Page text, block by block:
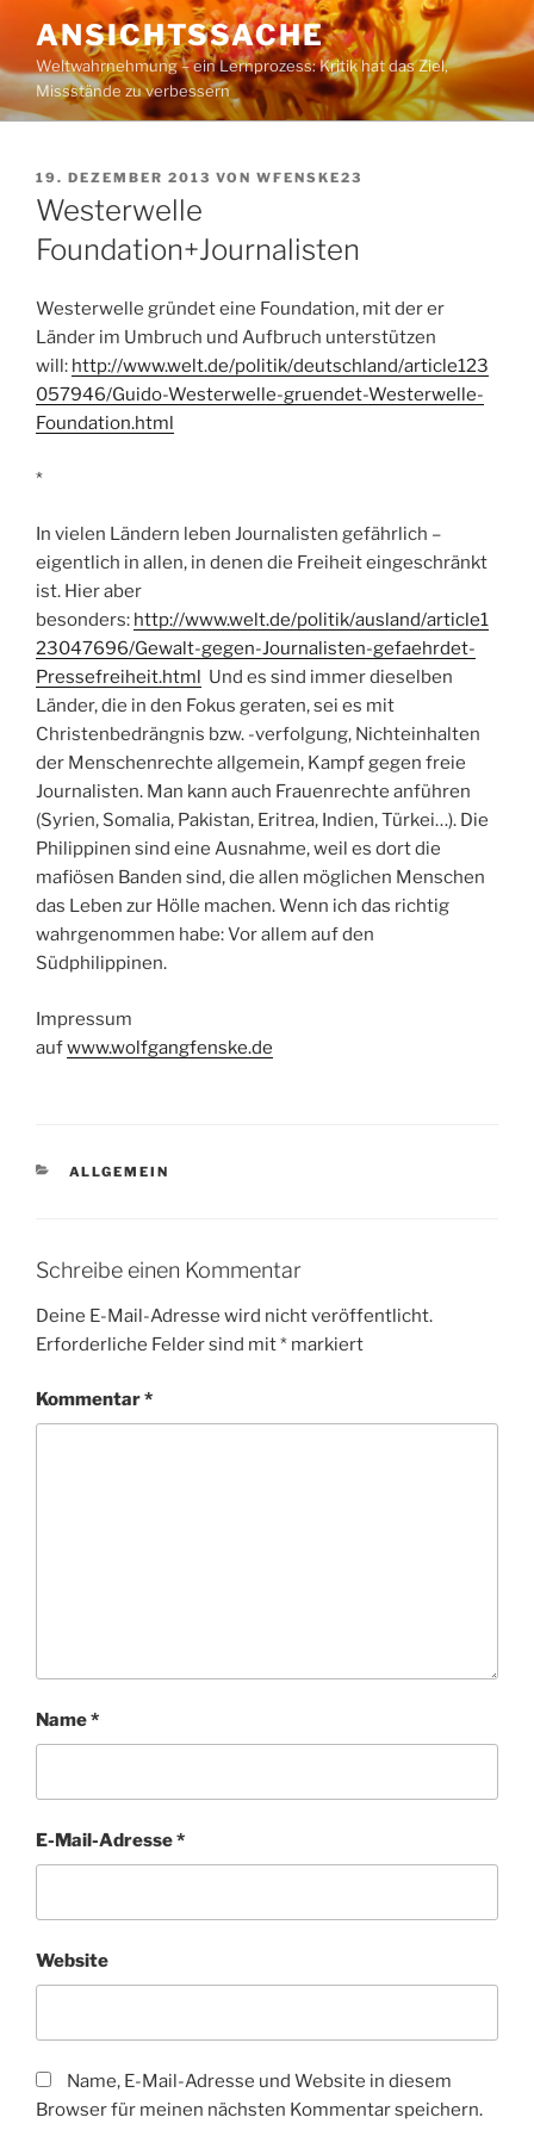
Inhalt
springen
ANSICHTSSACHE
Weltwahrnehmung – ein Lernprozess: Kritik hat das Ziel,
Missstände zu verbessern
VERÖFFENTLICHT
AM
19. DEZEMBER 2013 VON WFENSKE23
Westerwelle
Foundation+Journalisten
Westerwelle gründet eine Foundation, mit der er
Länder im Umbruch und Aufbruch unterstützen
will: http://www.welt.de/politik/deutschland/article123
057946/Guido-Westerwelle-gruendet-Westerwelle-
Foundation.html
*
In vielen Ländern leben Journalisten gefährlich –
eigentlich in allen, in denen die Freiheit eingeschränkt
ist. Hier aber
besonders: http://www.welt.de/politik/ausland/article1
23047696/Gewalt-gegen-Journalisten-gefaehrdet-
Pressefreiheit.html Und es sind immer dieselben
Länder, die in den Fokus geraten, sei es mit
Christenbedrängnis bzw. -verfolgung, Nichteinhalten
der Menschenrechte allgemein, Kampf gegen freie
Journalisten. Man kann auch Frauenrechte anführen
(Syrien, Somalia, Pakistan, Eritrea, Indien, Türkei…). Die
Philippinen sind eine Ausnahme, weil es dort die
mafiösen Banden sind, die allen möglichen Menschen
das Leben zur Hölle machen. Wenn ich das richtig
wahrgenommen habe: Vor allem auf den
Südphilippinen.
Impressum
aufwww.wolfgangfenske.de
KATEGORIEN
ALLGEMEIN
Schreibe einen Kommentar
Deine E-Mail-Adresse wird nicht veröffentlicht.
Erforderliche Felder sind mit* markiert
Kommentar*
Name*
E-Mail-Adresse*
Website
Name, E-Mail-Adresse und Website in diesem
Browser für meinen nächsten Kommentar speichern.